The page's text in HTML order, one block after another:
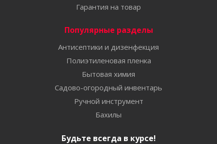
Гарантия на товар
Популярные разделы
Антисептики и дизенфекция
Полиэтиленовая пленка
Бытовая химия
Садово-огородный инвентарь
Ручной инструмент
Бахилы
Будьте всегда в курсе!